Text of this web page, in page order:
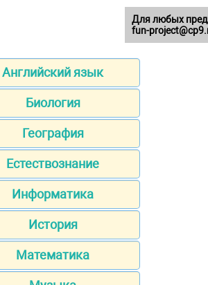
Английский язык
Биология
География
Естествознание
Информатика
История
Математика
Для любых
fun-